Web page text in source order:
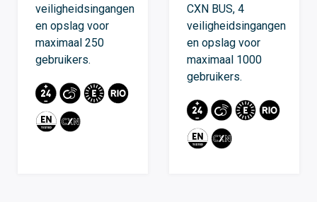
veiligheidsingangen
en opslag voor
maximaal 250
gebruikers.
CXN BUS, 4
veiligheidsingangen
en opslag voor
maximaal 1000
gebruikers.